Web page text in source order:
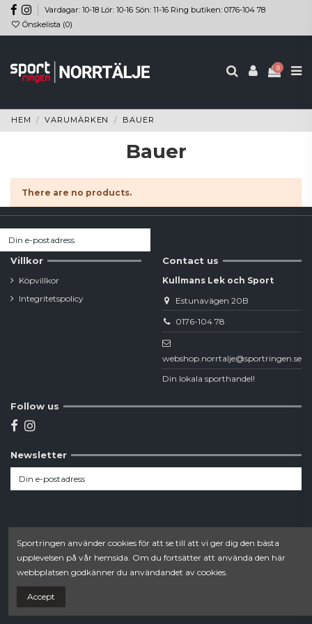
Vardagar: 10-18 Lör: 10-16 Sön: 11-16 Ring butiken: 0176-104 78
Önskelista (0)
0
HEM VARUMÄRKEN BAUER
Bauer
There are no products.
Villkor
Köpvillkor
Integritetspolicy
Contact us
Kullmans Lek och Sport
Estunavägen 20B
0176-104 78
webshop.norrtalje@sportringen.se
Din lokala sporthandel!
Follow us
Newsletter
Sportringen använder cookies för att se till att vi ger dig den bästa
upplevelsen på vår hemsida. Om du fortsätter att använda den här
webbplatsen godkänner du användandet av cookies.
Accept